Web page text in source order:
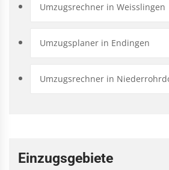
Umzugsrechner in Weisslingen
Umzugsplaner in Endingen
Umzugsrechner in
Einzugsgebiete